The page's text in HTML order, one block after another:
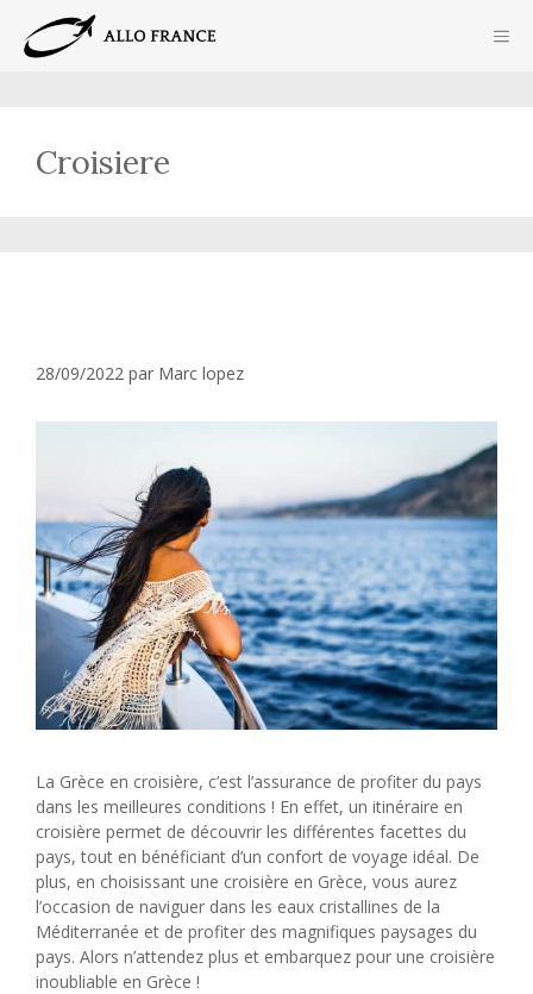
contenu
Croisiere
28/09/2022 par Marc lopez
La Grèce en croisière, c’est l’assurance de profiter du pays
dans les meilleures conditions ! En effet, un itinéraire en
croisière permet de découvrir les différentes facettes du
pays, tout en bénéficiant d’un confort de voyage idéal. De
plus, en choisissant une croisière en Grèce, vous aurez
l’occasion de naviguer dans les eaux cristallines de la
Méditerranée et de profiter des magnifiques paysages du
pays. Alors n’attendez plus et embarquez pour une croisière
inoubliable en Grèce !